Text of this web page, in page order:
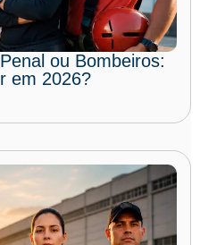
ou Bombeiros:
em 2026?